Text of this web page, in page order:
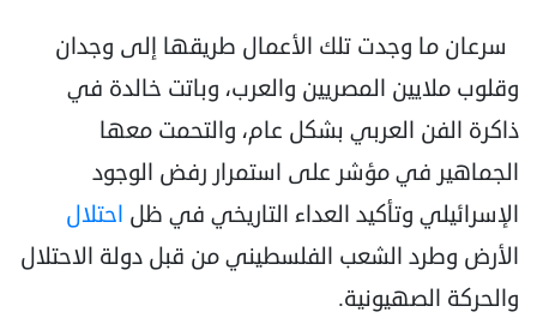
سرعان ما وجدت تلك الأعمال طريقها إلى وجدان
وقلوب ملايين المصريين والعرب، وباتت خالدة في
ذاكرة الفن العربي بشكل عام، والتحمت معها
الجماهير في مؤشر على استمرار رفض الوجود
الإسرائيلي وتأكيد العداء التاريخي في ظل احتلال
الأرض وطرد الشعب الفلسطيني من قبل دولة الاحتلال
والحركة الصهيونية.